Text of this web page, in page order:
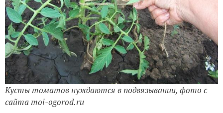
Кусты томатов нуждаются в подвязывании, фото с
сайта moi-ogorod.ru